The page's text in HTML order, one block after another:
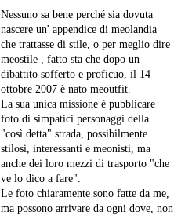
Nessuno sa bene perché sia dovuta
nascere un' appendice di meolandia
che trattasse di stile, o per meglio dire
meostile , fatto sta che dopo un
dibattito sofferto e proficuo, il 14
ottobre 2007 è nato meoutfit.
La sua unica missione è pubblicare
foto di simpatici personaggi della
"così detta" strada, possibilmente
stilosi, interessanti e meonisti, ma
anche dei loro mezzi di trasporto "che
ve lo dico a fare".
Le foto chiaramente sono fatte da me,
ma possono arrivare da ogni dove, non